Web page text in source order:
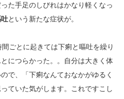
た手足のしびれはかなり軽くなっ
という新たな症状が。
ごとに起きては下痢と嘔吐を繰り
につらかった。。自分は大きく体
で、「下痢なんておなかがゆるく
ていた気がします。これですこし